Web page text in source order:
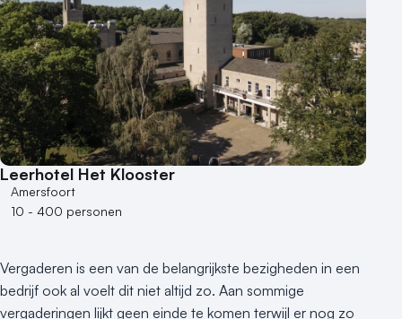
Leerhotel Het Klooster
Amersfoort
10 - 400 personen
Vergaderen is een van de belangrijkste bezigheden in een
bedrijf ook al voelt dit niet altijd zo. Aan sommige
vergaderingen lijkt geen einde te komen terwijl er nog zo